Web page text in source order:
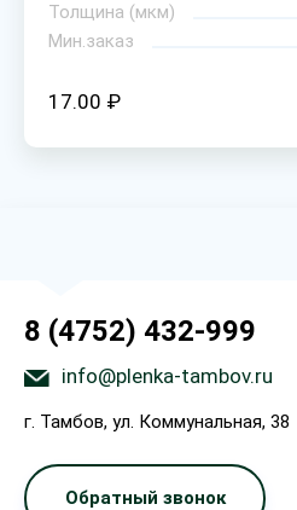
Толщина (мкм)
Мин.заказ
17.00 ₽
8 (4752) 432-999
info@plenka-tambov.ru
г. Тамбов, ул. Коммунальная, 38
Обратный звонок